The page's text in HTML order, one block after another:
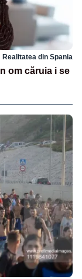
Realitatea din Spania
om căruia i se